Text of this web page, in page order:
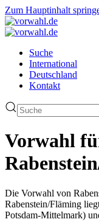
Zum Hauptinhalt
Suche
International
Deutschland
Kontakt
Vorwahl
Die Vorwahl von
Rabenstein/Fläming
Potsdam-Mittelmark)